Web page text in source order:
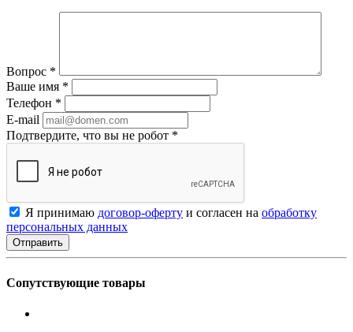
Вопрос *
Ваше имя *
Телефон *
E-mail
Подтвердите, что вы не робот *
Я принимаю договор-оферту и согласен на обработку
персональных данных
Сопутствующие товары